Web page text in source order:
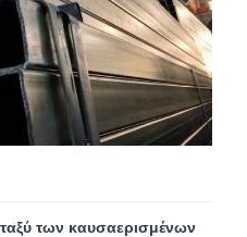
των καυσαερισμένων